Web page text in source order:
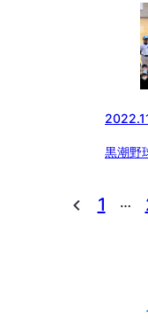
黒潮野
1 …